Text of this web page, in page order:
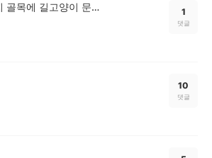
(마산 완월동) 요즘 이 골목에 길고양이 문제가 심해요 1
댓글
10
댓글